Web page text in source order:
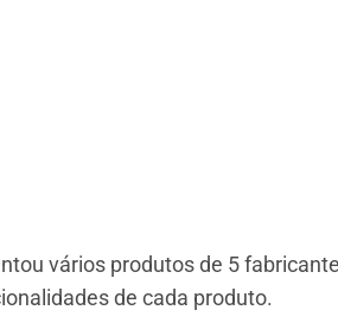
vários produtos de 5
de cada produto.